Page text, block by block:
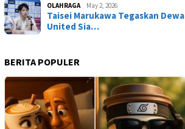
OLAHRAGA May 2, 2026
Taisei Marukawa Tegaskan Dewa
United Sia…
BERITA POPULER